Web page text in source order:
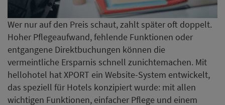
Wer nur auf den Preis schaut, zahlt später oft doppelt.
Hoher Pflegeaufwand, fehlende Funktionen oder
entgangene Direktbuchungen können die
vermeintliche Ersparnis schnell zunichtemachen. Mit
hellohotel hat XPORT ein Website-System entwickelt,
das speziell für Hotels konzipiert wurde: mit allen
wichtigen Funktionen, einfacher Pflege und einem